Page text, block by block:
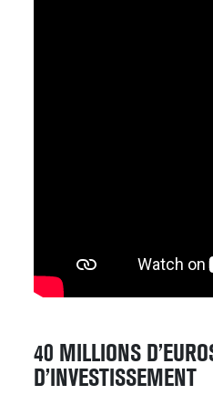
40 MILLIONS
D’INVESTISSEMENT